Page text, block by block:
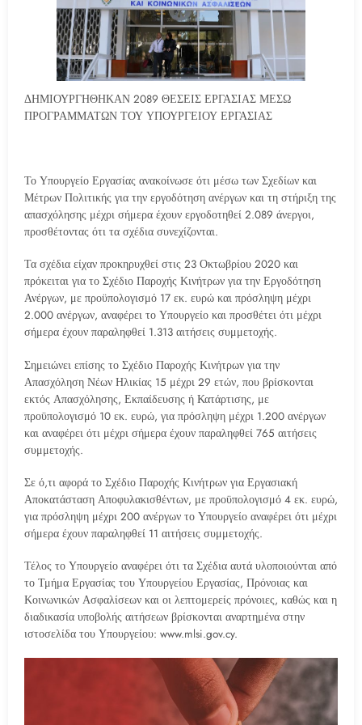
ΔΗΜΙΟΥΡΓΗΘΗΚΑΝ 2089 ΘΕΣΕΙΣ ΕΡΓΑΣΙΑΣ ΜΕΣΩ
ΠΡΟΓΡΑΜΜΑΤΩΝ ΤΟΥ ΥΠΟΥΡΓΕΙΟΥ ΕΡΓΑΣΙΑΣ
Το Υπουργείο Εργασίας ανακοίνωσε ότι μέσω των Σχεδίων και
Μέτρων Πολιτικής για την εργοδότηση ανέργων και τη στήριξη της
απασχόλησης μέχρι σήμερα έχουν εργοδοτηθεί 2.089 άνεργοι,
προσθέτοντας ότι τα σχέδια συνεχίζονται.
Τα σχέδια είχαν προκηρυχθεί στις 23 Οκτωβρίου 2020 και
πρόκειται για το Σχέδιο Παροχής Κινήτρων για την Εργοδότηση
Ανέργων, με προϋπολογισμό 17 εκ. ευρώ και πρόσληψη μέχρι
2.000 ανέργων, αναφέρει το Υπουργείο και προσθέτει ότι μέχρι
σήμερα έχουν παραληφθεί 1.313 αιτήσεις συμμετοχής.
Σημειώνει επίσης το Σχέδιο Παροχής Κινήτρων για την
Απασχόληση Νέων Ηλικίας 15 μέχρι 29 ετών, που βρίσκονται
εκτός Απασχόλησης, Εκπαίδευσης ή Κατάρτισης, με
προϋπολογισμό 10 εκ. ευρώ, για πρόσληψη μέχρι 1.200 ανέργων
και αναφέρει ότι μέχρι σήμερα έχουν παραληφθεί 765 αιτήσεις
συμμετοχής.
Σε ό,τι αφορά το Σχέδιο Παροχής Κινήτρων για Εργασιακή
Αποκατάσταση Αποφυλακισθέντων, με προϋπολογισμό 4 εκ. ευρώ,
για πρόσληψη μέχρι 200 ανέργων το Υπουργείο αναφέρει ότι μέχρι
σήμερα έχουν παραληφθεί 11 αιτήσεις συμμετοχής.
Τέλος το Υπουργείο αναφέρει ότι τα Σχέδια αυτά υλοποιούνται από
το Τμήμα Εργασίας του Υπουργείου Εργασίας, Πρόνοιας και
Κοινωνικών Ασφαλίσεων και οι λεπτομερείς πρόνοιες, καθώς και η
διαδικασία υποβολής αιτήσεων βρίσκονται αναρτημένα στην
ιστοσελίδα του Υπουργείου: www.mlsi.gov.cy.